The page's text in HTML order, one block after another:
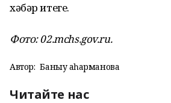
хәбәр итегеҙ.
Фото: 02.mchs.gov.ru.
Автор: Баныу Ҡаһарманова
Читайте нас